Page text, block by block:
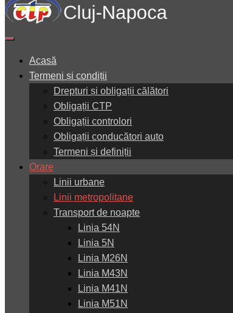
Acasă
Termeni și condiții
Drepturi și obligații călători
Obligații CTP
Obligații controlori
Obligații conducători auto
Termeni și definiții
Orare
Linii urbane
Linii metropolitane
Transport de noapte
Linia 54N
Linia 5N
Linia M26N
Linia M43N
Linia M41N
Linia M51N